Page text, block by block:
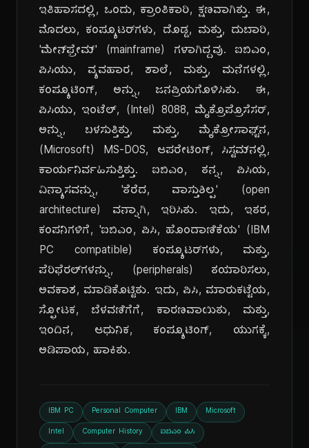
ಇತಿಹಾಸದಲ್ಲಿ, ಒಂದು, ಕ್ರಾಂತಿಕಾರಿ, ಕ್ಷಣವಾಗಿತ್ತು. ಈ,
ಮೊದಲು, ಕಂಪ್ಯೂಟರ್‌ಗಳು, ದೊಡ್ಡ, ಮತ್ತು, ದುಬಾರಿ,
'ಮೇನ್‌ಫ್ರೇಮ್' (mainframe) ಗಳಾಗಿದ್ದವು. ಐಬಿಎಂ,
ಪಿಸಿಯು, ವ್ಯವಹಾರ, ಶಾಲೆ, ಮತ್ತು, ಮನೆಗಳಲ್ಲಿ,
ಕಂಪ್ಯೂಟಿಂಗ್, ಅನ್ನು, ಜನಪ್ರಿಯಗೊಳಿಸಿತು. ಈ,
ಪಿಸಿಯು, ಇಂಟೆಲ್, (Intel) 8088, ಮೈಕ್ರೊಪ್ರೊಸೆಸರ್,
ಅನ್ನು, ಬಳಸುತ್ತಿತ್ತು, ಮತ್ತು, ಮೈಕ್ರೋಸಾಫ್ಟ್‌ನ,
(Microsoft) MS-DOS, ಆಪರೇಟಿಂಗ್, ಸಿಸ್ಟಮ್‌ನಲ್ಲಿ,
ಕಾರ್ಯನಿರ್ವಹಿಸುತ್ತಿತ್ತು. ಐಬಿಎಂ, ತನ್ನ, ಪಿಸಿಯ,
ವಿನ್ಯಾಸವನ್ನು, 'ತೆರೆದ, ವಾಸ್ತುಶಿಲ್ಪ' (open
architecture) ವನ್ನಾಗಿ, ಇರಿಸಿತು. ಇದು, ಇತರ,
ಕಂಪನಿಗಳಿಗೆ, 'ಐಬಿಎಂ, ಪಿಸಿ, ಹೊಂದಾಣಿಕೆಯ' (IBM
PC compatible) ಕಂಪ್ಯೂಟರ್‌ಗಳು, ಮತ್ತು,
ಪೆರಿಫೆರಲ್‌ಗಳನ್ನು, (peripherals) ತಯಾರಿಸಲು,
ಅವಕಾಶ, ಮಾಡಿಕೊಟ್ಟಿತು. ಇದು, ಪಿಸಿ, ಮಾರುಕಟ್ಟೆಯ,
ಸ್ಫೋಟಕ, ಬೆಳವಣಿಗೆಗೆ, ಕಾರಣವಾಯಿತು, ಮತ್ತು,
ಇಂದಿನ, ಆಧುನಿಕ, ಕಂಪ್ಯೂಟಿಂಗ್, ಯುಗಕ್ಕೆ,
ಅಡಿಪಾಯ, ಹಾಕಿತು.
IBM PC Personal Computer IBM Microsoft
Intel Computer History ಐಬಿಎಂ ಪಿಸಿ